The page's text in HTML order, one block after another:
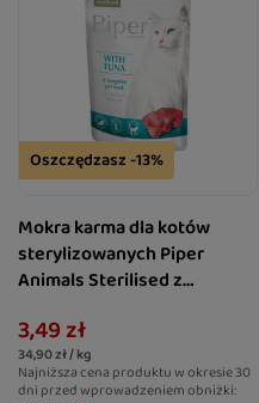
Oszczędzasz -13%
Mokra karma dla kotów
sterylizowanych Piper
Animals Sterilised z
3,49 zł
34,90 zł / kg
Najniższa cena produktu w okresie 30
dni przed wprowadzeniem obniżki: